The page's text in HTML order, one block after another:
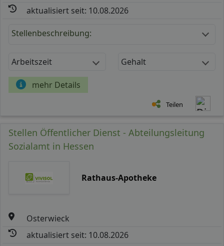
aktualisiert seit: 10.08.2026
Stellenbeschreibung:
Arbeitszeit Gehalt
mehr Details
Teilen
Stellen Öffentlicher Dienst - Abteilungsleitung
Sozialamt in Hessen
Rathaus-Apotheke
Osterwieck
aktualisiert seit: 10.08.2026